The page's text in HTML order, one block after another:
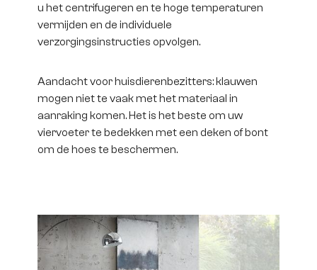
u het centrifugeren en te hoge temperaturen
vermijden en de individuele
verzorgingsinstructies opvolgen.
Aandacht voor huisdierenbezitters: klauwen
mogen niet te vaak met het materiaal in
aanraking komen. Het is het beste om uw
viervoeter te bedekken met een deken of bont
om de hoes te beschermen.